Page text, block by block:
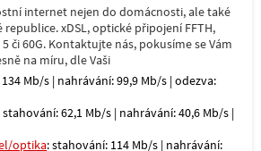
internet nejen do domácnosti, ale také
republice. xDSL, optické připojení FFTH,
či 60G. Kontaktujte nás, pokusíme se Vám
na míru, dle Vaši
Mb/s | nahrávání: 99,9 Mb/s | odezva:
stahování: 62,1 Mb/s | nahrávání: 40,6 Mb/s |
optika: stahování: 114 Mb/s | nahrávání: